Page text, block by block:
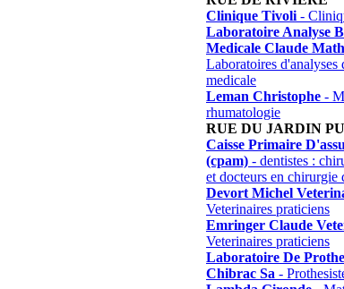
Clinique Tivoli -
Laboratoire Analyse
Medicale Claude
Laboratoires d'analyses
medicale
Leman Christophe -
rhumatologie
RUE DU JARDIN
Caisse Primaire
(cpam) - dentistes :
et docteurs en chirurgie
Devort Michel
Veterinaires praticiens
Emringer Claude
Veterinaires praticiens
Laboratoire De
Chibrac Sa -